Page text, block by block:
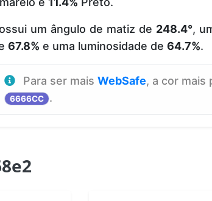
um ângulo de matiz de 248.4°,
67.8% e uma luminosidade de 64.7%.
Para ser mais WebSafe, a cor mais
6666CC .